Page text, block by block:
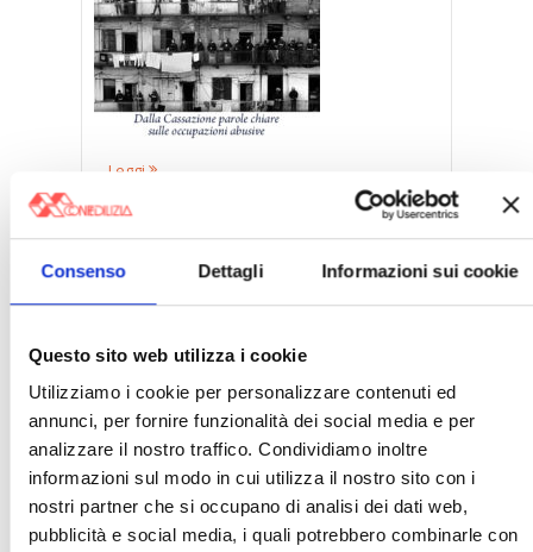
Consenso Dettagli Informazioni sui cookie
Questo sito web utilizza i cookie
Utilizziamo i cookie per personalizzare contenuti ed
annunci, per fornire funzionalità dei social media e per
analizzare il nostro traffico. Condividiamo inoltre
informazioni sul modo in cui utilizza il nostro sito con i
nostri partner che si occupano di analisi dei dati web,
pubblicità e social media, i quali potrebbero combinarle con
Leggi
Categorie